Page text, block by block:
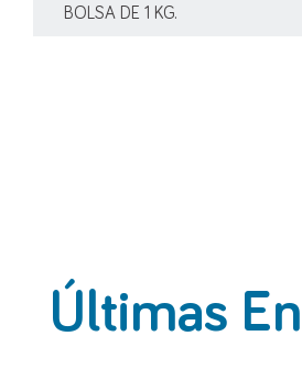
BOLSA DE 1 KG.
Últimas